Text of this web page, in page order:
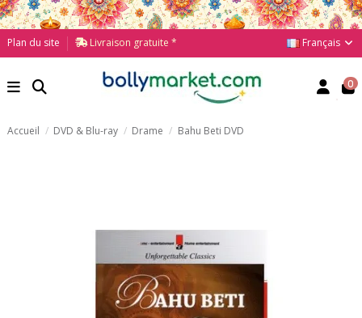
Plan du site Livraison gratuite * Français
0
Accueil DVD & Blu-ray Drame Bahu Beti DVD